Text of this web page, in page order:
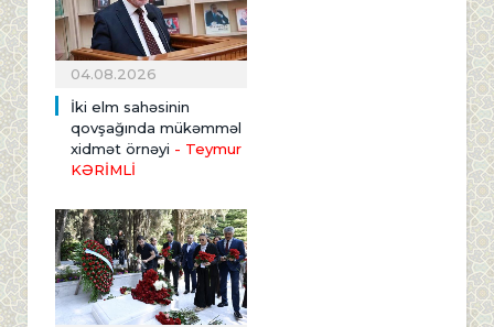
04.08.2026
İki elm sahəsinin
qovşağında mükəmməl
xidmət örnəyi - Teymur
KƏRİMLİ